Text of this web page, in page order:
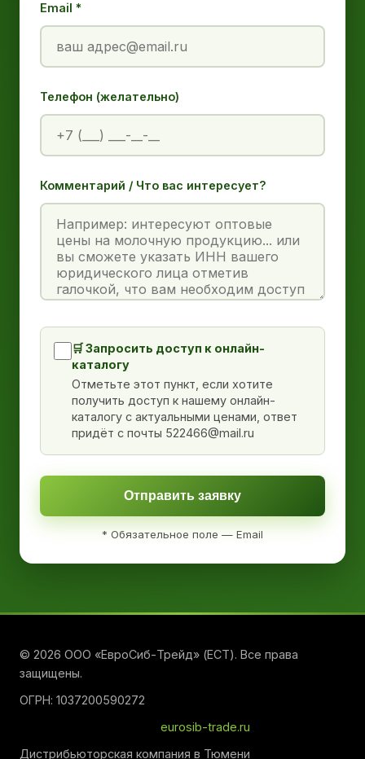
Email *
Телефон (желательно)
Комментарий / Что вас интересует?
🛒 Запросить доступ к онлайн-
каталогу
Отметьте этот пункт, если хотите
получить доступ к нашему онлайн-
каталогу с актуальными ценами, ответ
придёт с почты 522466@mail.ru
Отправить заявку
* Обязательное поле — Email
© 2026 ООО «ЕвроСиб-Трейд» (ЕСТ). Все права
защищены.
ОГРН: 1037200590272
eurosib-trade.ru
Дистрибьюторская компания в Тюмени